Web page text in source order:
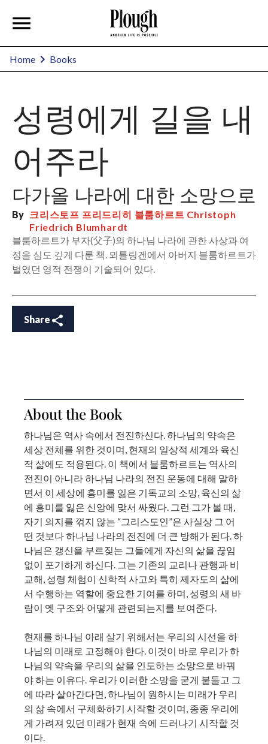
Home Books
성령에게 길을 내
어주라
다가올 나라에 대한 소망으로
By 크리스토프 프리드리히 블룸하르트 Christoph
Friedrich Blumhardt
블룸하르트가 부자(父子)의 하나님 나라에 관한 사상과 여
정을 심도 깊게 다룬 책. 뫼틀링겐에서 아버지 블룸하르트가
벌였던 영적 전쟁이 기술되어 있다.
Share
About the Book
하나님은 역사 속에서 전진하신다. 하나님의 약속은
세상 전체를 위한 것이며, 현재의 일상적 세계와 육신
적 삶에도 적용된다. 이 책에서 블룸하르트는 역사의
전진이 아니라 하나님 나라의 전진 운동에 대해 말하
면서 이 세상에 흥미를 잃은 기독교의 소망, 육신의 삶
에 흥미를 잃은 신앙에 맞서 싸웠다. 그런 그가 볼 때,
자기 의지를 꺾지 않는 “그리스도인”은 사실상 그 어
떤 것보다 하나님 나라의 전진에 더 큰 방해가 된다. 하
나님은 갱신을 부르짖는 그들에게 자신의 삶을 끊임
없이 포기하게 하신다. 그는 기존의 교리나 관행과 비
교해, 성령 체험이 신학적 사고와 특히 제자도의 삶에
서 수행하는 역할에 중요한 기여를 하며, 성령의 새 바
람이 옛 구조와 어떻게 관련되는지를 보여준다.
현재를 하나님 아래 살기 위해서는 우리의 시선을 하
나님의 미래로 고정해야 한다. 이것이 바로 우리가 하
나님의 약속을 우리의 삶을 인도하는 소망으로 바꿔
야 하는 이유다. 우리가 이러한 소망을 굳게 붙들고 그
에 따라 살아간다면, 하나님이 원하시는 미래가 우리
의 삶 속에서 구체화하기 시작할 것이며, 종종 우리에
게 가려져 있던 미래가 현재 속에 드러나기 시작할 것
이다.